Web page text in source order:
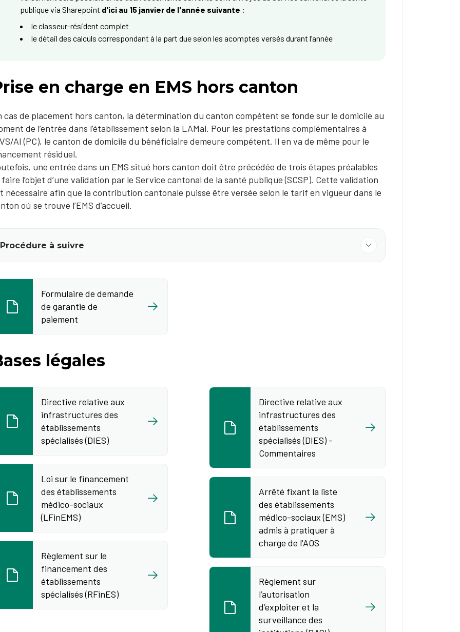
publique via Sharepoint d'ici au 15 janvier de l'année suivante :
le classeur-résident complet
le détail des calculs correspondant à la part due selon les acomptes versés durant l’année
en charge en EMS hors canton
cas de placement hors canton, la détermination du canton compétent se fonde sur le domicile au
de l’entrée dans l’établissement selon la LAMal. Pour les prestations complémentaires à
AI (PC), le canton de domicile du bénéficiaire demeure compétent. Il en va de même pour le
résiduel.
une entrée dans un EMS situé hors canton doit être précédée de trois étapes préalables
l’objet d’une validation par le Service cantonal de la santé publique (SCSP). Cette validation
nécessaire afin que la contribution cantonale puisse être versée selon le tarif en vigueur dans le
où se trouve l’EMS d’accueil.
Procédure à suivre
Formulaire de demande
de garantie de
paiement
légales
Directive relative aux
infrastructures des
établissements
spécialisés (DIES)
Loi sur le financement
des établissements
médico-sociaux
(LFinEMS)
Règlement sur le
financement des
établissements
spécialisés (RFinES)
Directive relative aux
infrastructures des
établissements
spécialisés (DIES) -
Commentaires
Arrêté fixant la liste
des établissements
médico-sociaux (EMS)
admis à pratiquer à
charge de l'AOS
Règlement sur
l’autorisation
d’exploiter et la
surveillance des